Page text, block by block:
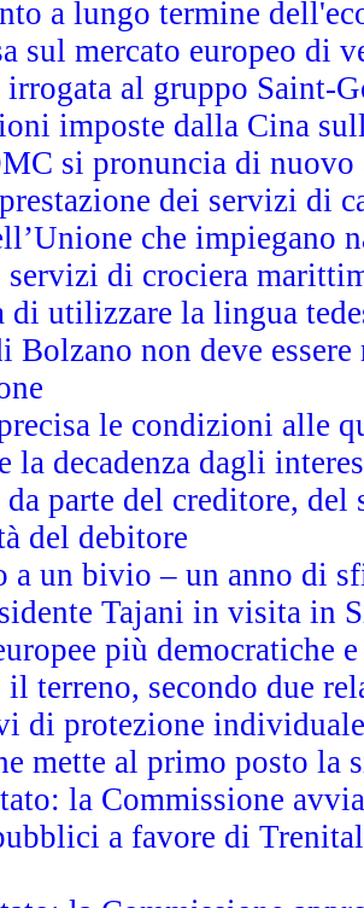
a lungo termine
sul mercato europeo
irrogata al gruppo
imposte dalla Cina
si pronuncia di
dei servizi di
che impiegano
di crociera
di utilizzare la lingua
Bolzano non deve
le condizioni alle
la decadenza dagli
parte del creditore,
del debitore
a un bivio – un anno di
Tajani in visita in
più democratiche
il terreno, secondo due
di protezione
mette al primo posto la
la Commissione
a favore di